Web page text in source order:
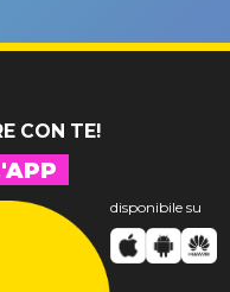
CON TE!
disponibile su